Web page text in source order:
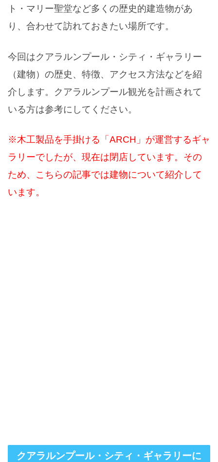
ト・マリー聖堂など多くの歴史的建造物があ
り、合わせて訪れておきたい場所です。
今回はクアラルンプール・シティ・ギャラリー
（建物）の歴史、特徴、アクセス方法などを紹
介します。クアラルンプール観光を計画されて
いる方は参考にしてください。
※木工製品を手掛ける「ARCH」が運営するギャ
ラリーでしたが、現在は閉店しています。その
ため、こちらの記事では建物について紹介して
います。
クアラルンプール・シティ・ギャラリーに